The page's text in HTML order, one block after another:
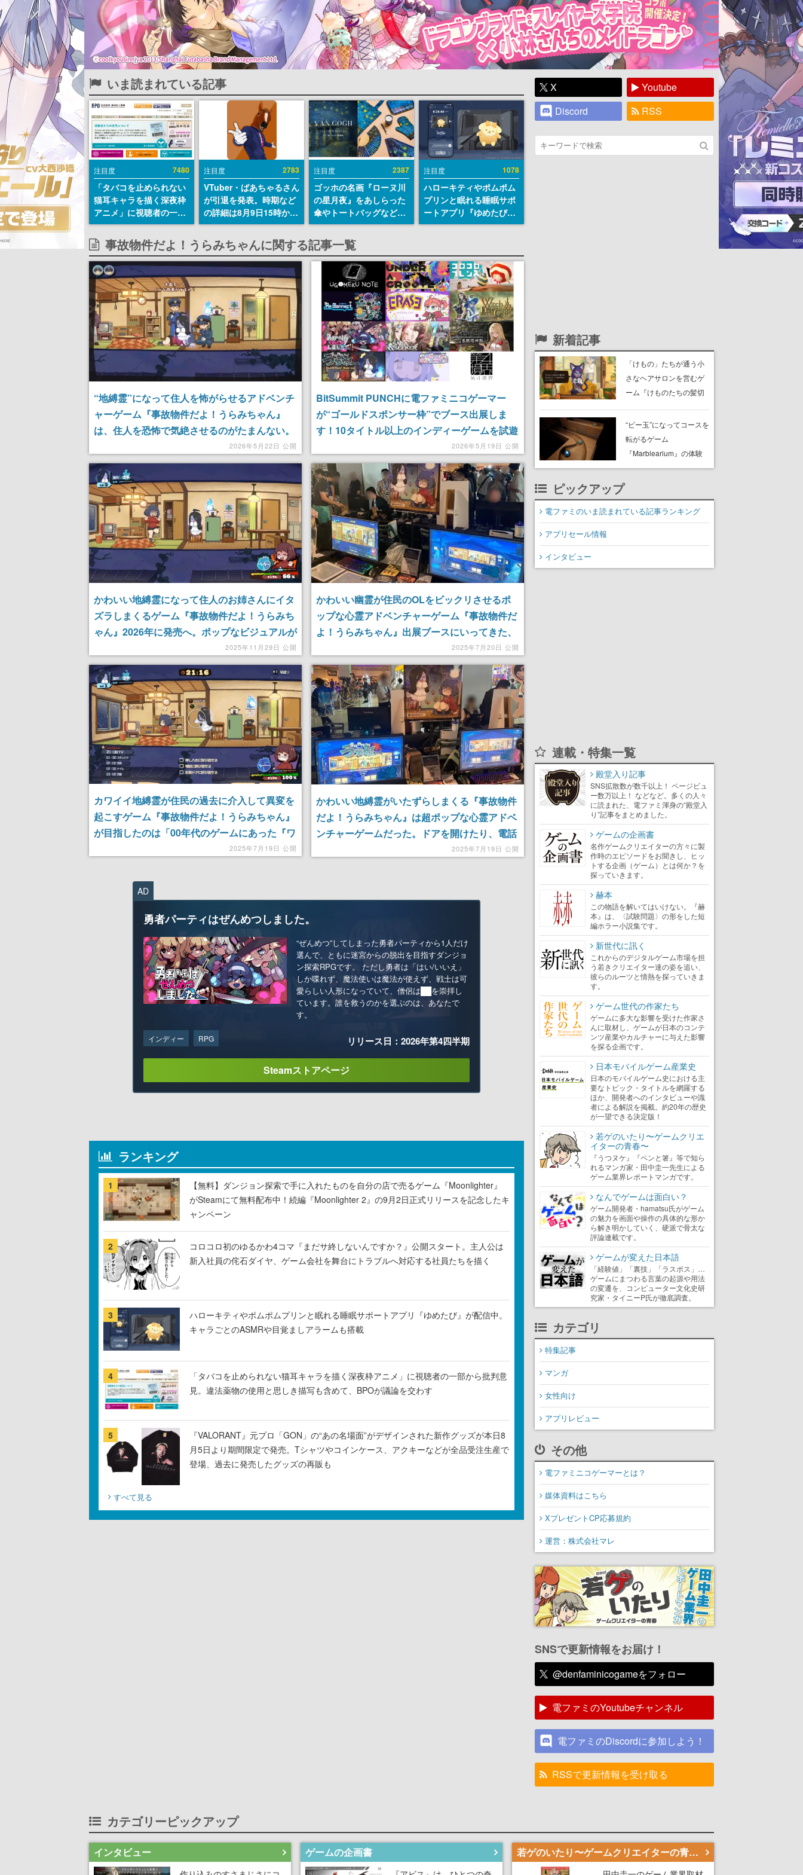
いま読まれている記事
注目度 7480
「タバコを止められない
猫耳キャラを描く深夜枠
アニメ」に視聴者の一部
から批判意見。違法薬物
の使用と思しき描写も含
めて、BPOが議論を交わ
す
注目度 2783
VTuber・ばあちゃるさん
が引退を発表。時期など
の詳細は8月9日15時から
の配信で説明
注目度 2387
ゴッホの名画『ローヌ川
の星月夜』をあしらった
傘やトートバッグなどが
登場。8月7日21時より2
日間限定で予約販売
注目度 1078
ハローキティやポムポム
プリンと眠れる睡眠サポ
ートアプリ『ゆめたび』
が配信中。キャラごとの
事故物件だよ！うらみちゃんに関する記事一覧
“地縛霊”になって住人を怖がらせるアドベンチ
ャーゲーム『事故物件だよ！うらみちゃん』
は、住人を恐怖で気絶させるのがたまんない。
オバケレベルを上げて、ドアを開けたり冷蔵庫
に手形をつけたり、ヤバめの霊障でもっと怖が
らせよう。怯える人間、か〜わいい
2026年5月22日 公開
BitSummit PUNCHに電ファミニコゲーマー
が“ゴールドスポンサー枠”でブース出展しま
す！10タイトル以上のインディーゲームを試遊
可能、世界最速体験ができるタイトルも【5月
22日～24日開催】
2026年5月19日 公開
かわいい地縛霊になって住人のお姉さんにイタ
ズラしまくるゲーム『事故物件だよ！うらみち
ゃん』2026年に発売へ。ポップなビジュアルが
2025年11月29日 公開
かわいい幽霊が住民のOLをビックリさせるポ
ップな心霊アドベンチャーゲーム『事故物件だ
よ！うらみちゃん』出展ブースにいってきた、
かわいいシールももらえた！「気に入ったブー
ス」では堂々の1位だったとのこと。地縛霊、
大人気
2025年7月20日 公開
カワイイ地縛霊が住民の過去に介入して異変を
起こすゲーム『事故物件だよ！うらみちゃん』
が目指したのは「00年代のゲームにあった『ワ
クワク感』の再現」。『UFO』や
たな“住人見守りゲーム”が誕生
2025年7月19日 公開
かわいい地縛霊がいたずらしまくる『事故物件
だよ！うらみちゃん』は超ポップな心霊アドベ
ンチャーゲームだった。ドアを開けたり、電話
を勝手に切ったり、ポルターガイストも起こし
2025年7月19日 公開
AD
勇者パーティはぜんめつしました。
“ぜんめつ”してしまった勇者パーティから1人だけ
選んで、ともに迷宮からの脱出を目指すダンジョ
ン探索RPGです。 ただし勇者は「はい/いいえ」
しか喋れず、魔法使いは魔法が使えず、戦士は可
愛らしい人形になっていて、僧侶は██を崇拝し
ています。誰を救うのかを選ぶのは、あなたで
す。
インディー RPG リリース日：2026年第4四半期
Steamストアページ
ランキング
1
【無料】ダンジョン探索で手に入れたものを自分の店で売るゲーム『Moonlighter』
がSteamにて無料配布中！続編『Moonlighter 2』の9月2日正式リリースを記念したキ
ャンペーン
2
コロコロ初のゆるかわ4コマ『まだサ終しないんですか？』公開スタート。主人公は
新入社員の侘石ダイヤ、ゲーム会社を舞台にトラブルへ対応する社員たちを描く
3
ハローキティやポムポムプリンと眠れる睡眠サポートアプリ『ゆめたび』が配信中。
キャラごとのASMRや目覚ましアラームも搭載
4
「タバコを止められない猫耳キャラを描く深夜枠アニメ」に視聴者の一部から批判意
見。違法薬物の使用と思しき描写も含めて、BPOが議論を交わす
5
『VALORANT』元プロ「GON」の“あの名場面”がデザインされた新作グッズが本日8
月5日より期間限定で発売。Tシャツやコインケース、アクキーなどが全品受注生産で
登場、過去に発売したグッズの再販も
すべて見る
X
Youtube
Discord
RSS
新着記事
「けもの」たちが通う小
さなヘアサロンを営むゲ
ーム『けものたちの髪切
始。悩みを持ったお客様
と会話を交わし“本当に望
んでる髪型”を見つけ出す
“ビー玉”になってコースを
転がるゲーム
『Marblearium』の体験
版がSteamで本日8月7日
ピックアップ
電ファミのいま読まれている記事ランキング
アプリセール情報
インタビュー
連載・特集一覧
殿堂入り記事
SNS拡散数が数千以上！ ページビュ
ー数万以上！ などなど。多くの人々
に読まれた、電ファミ渾身の“殿堂入
り”記事をまとめました。
ゲームの企画書
名作ゲームクリエイターの方々に製
作時のエピソードをお聞きし、ヒッ
トする企画（ゲーム）とは何か？を
探っていきます。
赫本
この物語を解いてはいけない。『赫
本』は、〈試験問題〉の形をした短
編ホラー小説集です。
新世代に訊く
これからのデジタルゲーム市場を担
う若きクリエイター達の姿を追い、
彼らのルーツと情熱を探っていきま
す。
ゲーム世代の作家たち
ゲームに多大な影響を受けた作家さ
んに取材し、ゲームが日本のコンテ
ンツ産業やカルチャーに与えた影響
を探る企画です。
日本モバイルゲーム産業史
日本のモバイルゲーム史における主
要なトピック・タイトルを網羅する
ほか、開発者へのインタビューや識
者による解説を掲載。約20年の歴史
が一望できる決定版！
若ゲのいたり〜ゲームクリエ
イターの青春〜
『うつヌケ』『ペンと箸』等で知ら
れるマンガ家・田中圭一先生による
ゲーム業界レポートマンガです。
なんでゲームは面白い？
ゲーム開発者・hamatsu氏がゲーム
の魅力を画面や操作の具体的な形か
ら解き明かしていく、硬派で骨太な
評論連載です。
ゲームが変えた日本語
「経験値」「裏技」「ラスボス」…
ゲームにまつわる言葉の起源や用法
の変遷を、コンピューター文化史研
究家・タイニーP氏が徹底調査。
カテゴリ
特集記事
マンガ
女性向け
アプリレビュー
その他
電ファミニコゲーマーとは？
媒体資料はこちら
XプレゼントCP応募規約
運営：株式会社マレ
SNSで更新情報をお届け！
@denfaminicogameをフォロー
電ファミのYoutubeチャンネル
電ファミのDiscordに参加しよう！
RSSで更新情報を受け取る
カテゴリーピックアップ
インタビュー ゲームの企画書 若ゲのいたり〜ゲームクリエイターの青春〜